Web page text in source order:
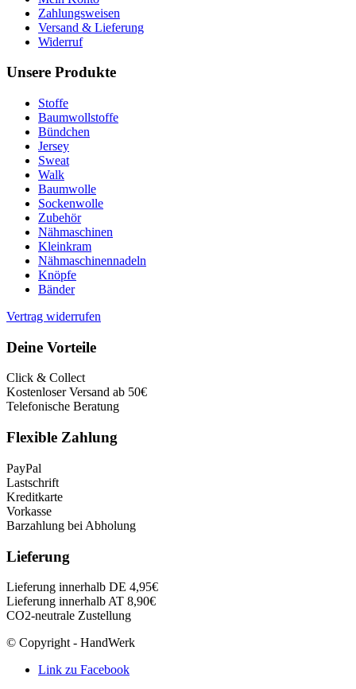
Zahlungsweisen
Versand & Lieferung
Widerruf
Unsere Produkte
Stoffe
Baumwollstoffe
Bündchen
Jersey
Sweat
Walk
Baumwolle
Sockenwolle
Zubehör
Nähmaschinen
Kleinkram
Nähmaschinennadeln
Knöpfe
Bänder
Vertrag widerrufen
Deine Vorteile
Click & Collect
Kostenloser Versand ab 50€
Telefonische Beratung
Flexible Zahlung
PayPal
Lastschrift
Kreditkarte
Vorkasse
Barzahlung bei Abholung
Lieferung
Lieferung innerhalb DE 4,95€
Lieferung innerhalb AT 8,90€
CO2-neutrale Zustellung
© Copyright - HandWerk
Link zu Facebook